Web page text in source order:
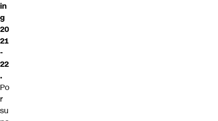
in
g
20
21
-
22
.
Po
r
su